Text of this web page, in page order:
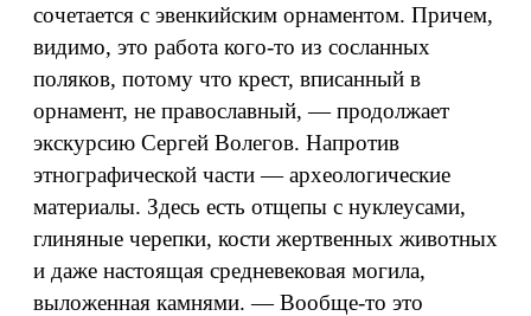
сочетается с эвенкийским орнаментом. Причем,
видимо, это работа кого-то из сосланных
поляков, потому что крест, вписанный в
орнамент, не православный, — продолжает
экскурсию Сергей Волегов. Напротив
этнографической части — археологические
материалы. Здесь есть отщепы с нуклеусами,
глиняные черепки, кости жертвенных животных
и даже настоящая средневековая могила,
выложенная камнями. — Вообще-то это